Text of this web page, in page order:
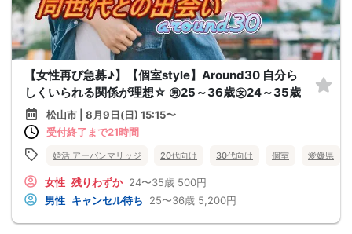
【女性再び急募♪】【個室style】Around30 自分ら
しくいられる関係が理想☆ ㊚25～36歳㊛24～35歳
松山市 | 8月9日(日) 15:15〜
受付終了まで21時間
婚活 アーバンマリッジ 20代向け 30代向け 個室 愛媛県
女性 残りわずか 24〜35歳 500円
男性 キャンセル待ち 25〜36歳 5,200円